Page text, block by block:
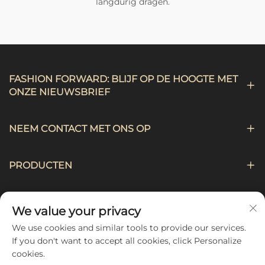
FASHION FORWARD: BLIJF OP DE HOOGTE MET
ONZE NIEUWSBRIEF
NEEM CONTACT MET ONS OP
PRODUCTEN
VOLG ONS
We value your privacy
We use cookies and similar tools to provide our services.
If you don't want to accept all cookies, click Personalize
cookies.